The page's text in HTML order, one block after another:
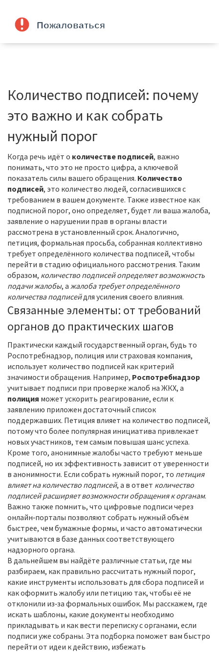
Количество подписей: почему
это важно и как собрать
нужный порог
Когда речь идёт о количестве подписей, важно
понимать, что это не просто цифра, а ключевой
показатель силы вашего обращения. Количество
подписей, это количество людей, согласившихся с
требованием в вашем документе. Также известное как
подписной порог, оно определяет, будет ли ваша жалоба,
заявление о нарушении прав в органы власти
рассмотрена в установленный срок. Аналогично,
петиция, формальная просьба, собранная коллективно
требует определённого количества подписей, чтобы
перейти в стадию официального рассмотрения. Таким
образом, количество подписей определяет возможность
подачи жалобы, а жалоба требует определённого
количества подписейдля усиления своего влияния.
Связанные элементы: от требований
органов до практических шагов
Практически каждый государственный орган, будь то
Роспотребнадзор, полиция или страховая компания,
использует количество подписей как критерий
значимости обращения. Например, Роспотребнадзор
учитывает подписи при проверке жалоб на ЖКХ, а
полиция может ускорить реагирование, если к
заявлению приложен достаточный список
поддержавших. Петиция влияет на количество подписей,
потому что более популярная инициатива привлекает
новых участников, тем самым повышая шанс успеха.
Кроме того, анонимные жалобы часто требуют меньше
подписей, но их эффективность зависит от уверенности
в анонимности. Если собрать нужный порог, то петиция
влияет на количество подписей, а в ответ количество
подписей расширяет возможности обращения к органам.
Важно также помнить, что цифровые подписи через
онлайн‑порталы позволяют собрать нужный объём
быстрее, чем бумажные формы, и часто автоматически
учитываются в базе данных соответствующего
надзорного органа.
В дальнейшем вы найдёте различные статьи, где мы
разбираем, как правильно рассчитать нужный порог,
какие инструменты использовать для сбора подписей и
как оформить жалобу или петицию так, чтобы её не
отклонили из‑за формальных ошибок. Мы расскажем, где
искать шаблоны, какие документы необходимо
прикладывать и как вести переписку с органами, если
подписи уже собраны. Эта подборка поможет вам быстро
перейти от идеи к действию, избежать